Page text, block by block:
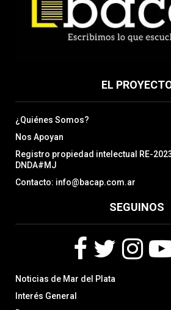
EL
¿Quiénes Somos?
Nos Apoyan
Registro propiedad intelectual RE-
DNDA#MJ
Contacto: info@bacap.com.ar
SEGUINOS
a
c
w
Noticias de Mar del Plata
Interés General